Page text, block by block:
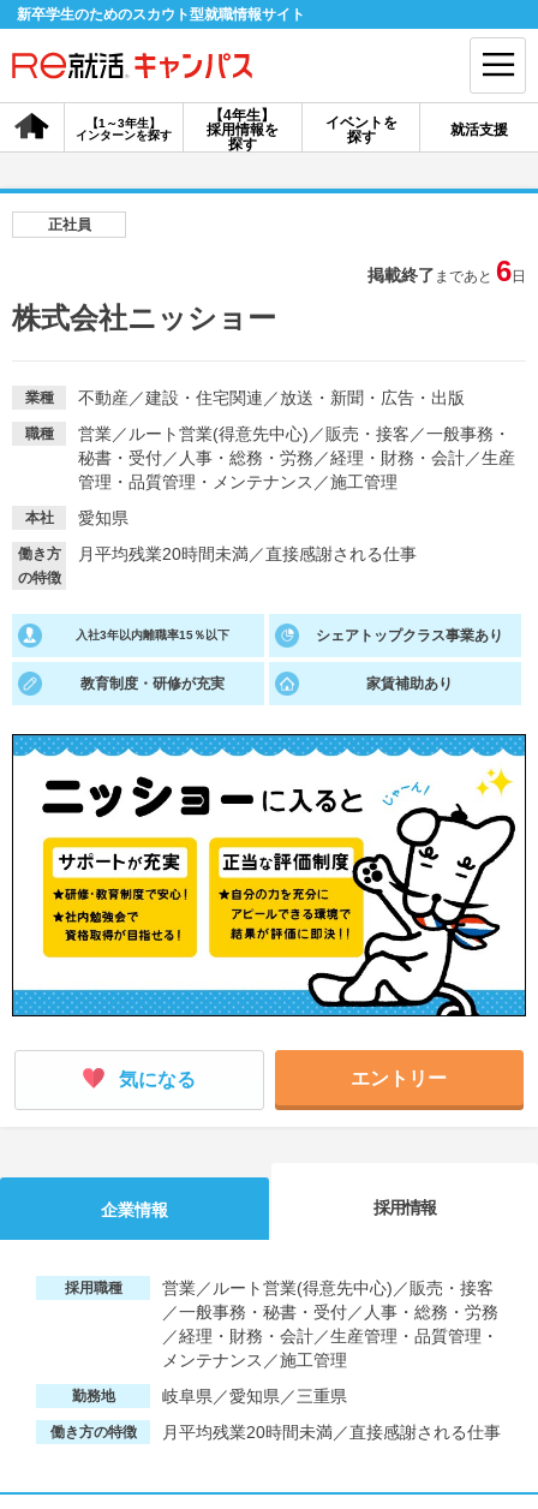
新卒学生のためのスカウト型就職情報サイト
【4年生】
採用情報を
探す
【1～3年生】
インターンを探す
イベントを
探す
就活支援
会員登録 ログイン
イベントを探す スカウト お知らせ
就活ノウハウ・サポート
就活ノウハウが満載！ お役立ち記事・相談室など
あなたに合う仕事を診断！ 動画で対策講座をチェック
就活ニュースペーパー
就活時事ニュースを更新
よくある質問
不明点があればこちら
正社員
掲載終了 まであと 6日
株式会社ニッショー
業種 不動産／建設・住宅関連 ／放送・新聞・広告・出版
職種 営業／ ルート営業(得意先中心) ／販売・接客 ／一般事務・
秘書・受付／ 人事・総務・労務 ／経理・財務・会計／生産
管理・品質管理・メンテナンス ／施工管理
本社 愛知県
働き方
の特徴
月平均残業20時間未満／直接感謝される仕事
入社3年以内離職率15％以下 シェアトップクラス事業あり
教育制度・研修が充実 家賃補助あり
気になる エントリー
企業情報 採用情報
採用職種
営業／ルート営業(得意先中心)／販売・接客
／一般事務・秘書・受付／人事・総務・労務
／経理・財務・会計／生産管理・品質管理・
メンテナンス／施工管理
勤務地 岐阜県／愛知県／三重県
働き方の特徴 月平均残業20時間未満／直接感謝される仕事